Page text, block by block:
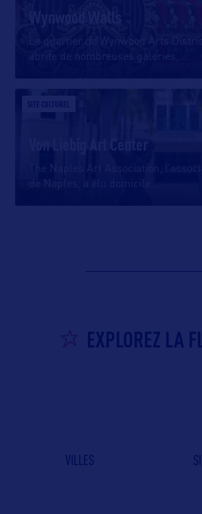
Wynwood Walls
Le quartier de Wynwood Arts
abrite de nombreuses galeries,
SITE CULTUREL
Von Liebig Art Center
The Naples Art Association,
EXPLOREZ LA
VILLES